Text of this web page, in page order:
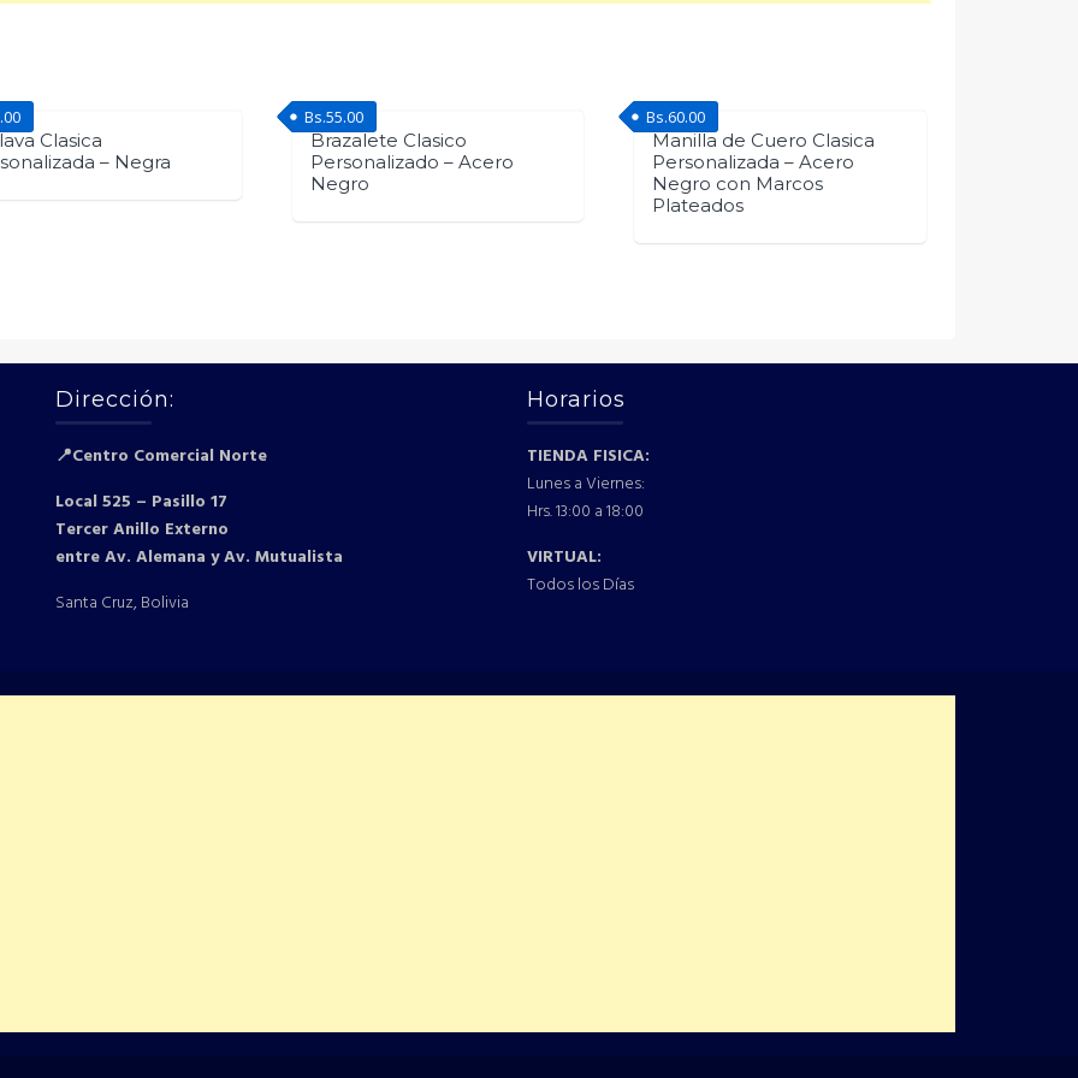
Clasica
– Negra
Brazalete Clasico
Personalizado – Acero
Negro
Bs.55.00
Manilla de Cuero Clasica
Personalizada – Acero
Negro con Marcos
Plateados
Bs.60.00
Dirección:
📍Centro Comercial Norte
Local 525 – Pasillo 17
Tercer Anillo Externo
entre Av. Alemana y Av. Mutualista
Santa Cruz, Bolivia
Horarios
TIENDA FISICA:
Lunes a Viernes:
Hrs. 13:00 a 18:00
VIRTUAL:
Todos los Días